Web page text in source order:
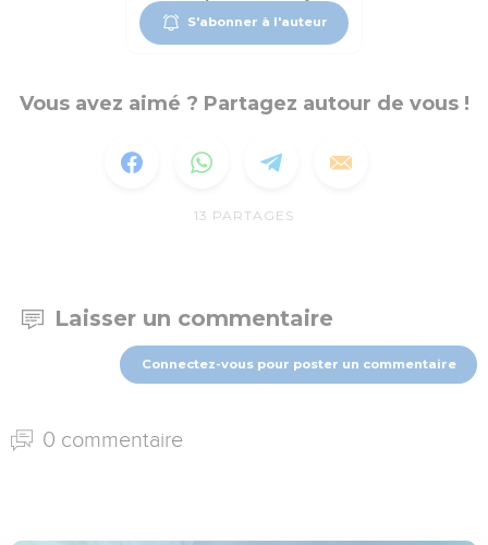
S'abonner à l'auteur
Vous avez aimé ? Partagez autour de vous !
13 PARTAGES
Laisser un commentaire
Connectez-vous pour poster un commentaire
0 commentaire